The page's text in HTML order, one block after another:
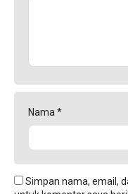
Nama *
Simpan nama, email,